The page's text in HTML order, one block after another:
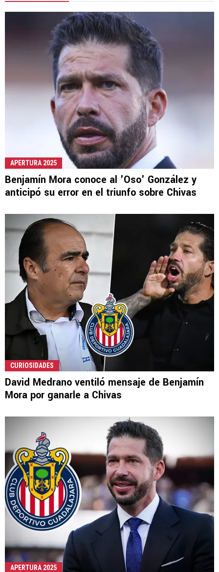
APERTURA 2025
Benjamín Mora conoce al 'Oso' González y
anticipó su error en el triunfo sobre Chivas
CURIOSIDADES
David Medrano ventiló mensaje de Benjamín
Mora por ganarle a Chivas
APERTURA 2025